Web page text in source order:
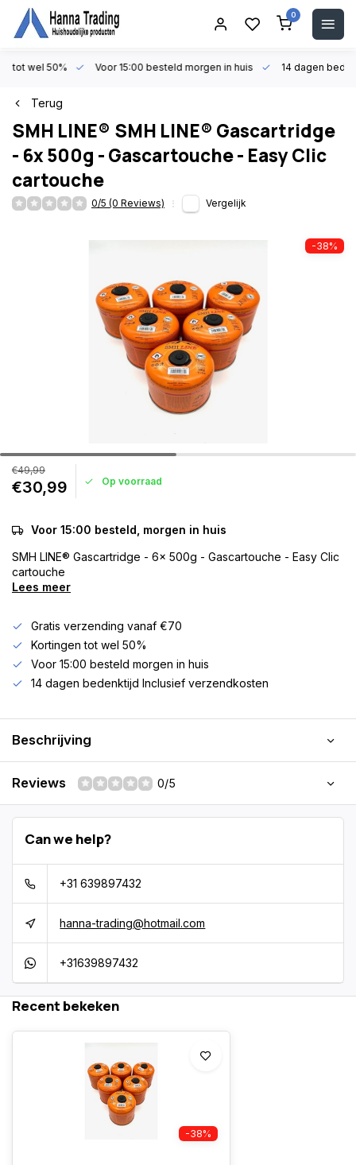
0
tot wel 50% Voor 15:00 besteld morgen in huis 14 dagen
Terug
SMH LINE® SMH LINE® Gascartridge
- 6x 500g - Gascartouche - Easy Clic
cartouche
0/5 (0 Reviews) Vergelijk
-38%
€49,99
€30,99 Op voorraad
Voor 15:00 besteld, morgen in huis
SMH LINE® Gascartridge - 6x 500g - Gascartouche - Easy Clic
cartouche
Lees meer
Gratis verzending vanaf €70
Kortingen tot wel 50%
Voor 15:00 besteld morgen in huis
14 dagen bedenktijd Inclusief verzendkosten
Beschrijving
Reviews 0/5
Can we help?
+31 639897432
hanna-trading@hotmail.com
+31639897432
Recent bekeken
-38%